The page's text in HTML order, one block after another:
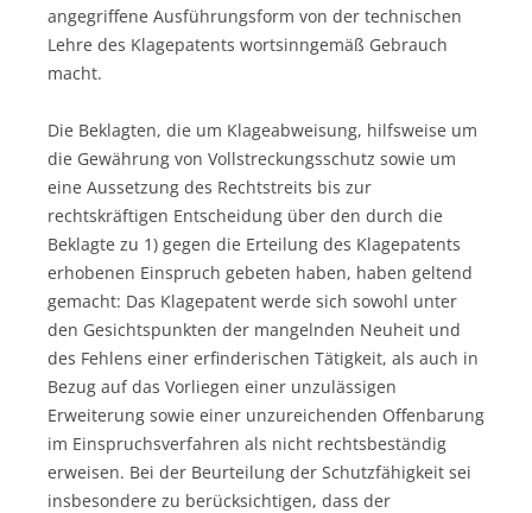
angegriffene Ausführungsform von der technischen
Lehre des Klagepatents wortsinngemäß Gebrauch
macht.
Die Beklagten, die um Klageabweisung, hilfsweise um
die Gewährung von Vollstreckungsschutz sowie um
eine Aussetzung des Rechtstreits bis zur
rechtskräftigen Entscheidung über den durch die
Beklagte zu 1) gegen die Erteilung des Klagepatents
erhobenen Einspruch gebeten haben, haben geltend
gemacht: Das Klagepatent werde sich sowohl unter
den Gesichtspunkten der mangelnden Neuheit und
des Fehlens einer erfinderischen Tätigkeit, als auch in
Bezug auf das Vorliegen einer unzulässigen
Erweiterung sowie einer unzureichenden Offenbarung
im Einspruchsverfahren als nicht rechtsbeständig
erweisen. Bei der Beurteilung der Schutzfähigkeit sei
insbesondere zu berücksichtigen, dass der